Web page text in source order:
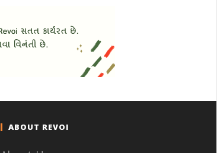
ABOUT REVOI